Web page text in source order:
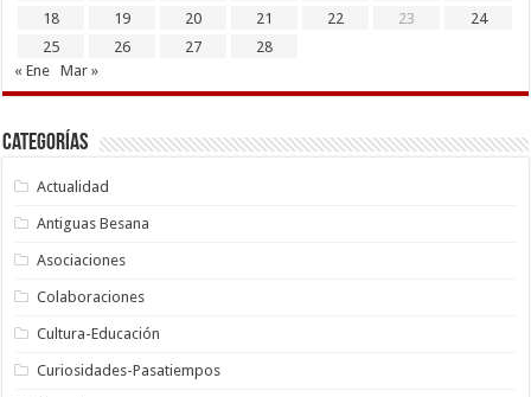
18
19 20 21 22 23
24
25
26 27
28
« Ene
Mar »
Categorías
Actualidad
Antiguas Besana
Asociaciones
Colaboraciones
Cultura-Educación
Curiosidades-Pasatiempos